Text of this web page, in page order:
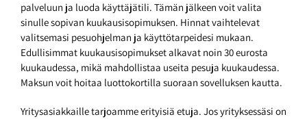
palveluun ja luoda käyttäjätili. Tämän jälkeen voit valita
sinulle sopivan kuukausisopimuksen. Hinnat vaihtelevat
valitsemasi pesuohjelman ja käyttötarpeidesi mukaan.
Edullisimmat kuukausisopimukset alkavat noin 30 eurosta
kuukaudessa, mikä mahdollistaa useita pesuja kuukaudessa.
Maksun voit hoitaa luottokortilla suoraan sovelluksen kautta.
Yritysasiakkaille tarjoamme erityisiä etuja. Jos yrityksessäsi on